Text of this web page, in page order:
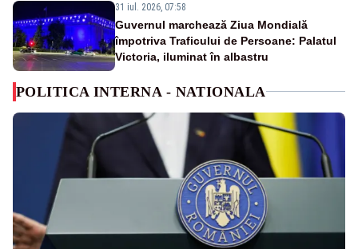
31 iul. 2026, 07:58
Guvernul marchează Ziua Mondială
împotriva Traficului de Persoane: Palatul
Victoria, iluminat în albastru
POLITICA INTERNA - NATIONALA